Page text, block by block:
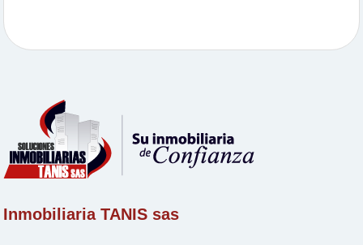
Inmobiliaria TANIS sas